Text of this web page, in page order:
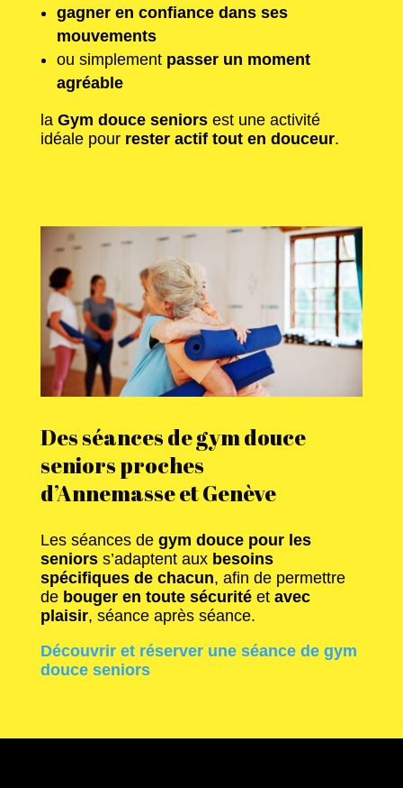
gagner en confiance dans ses
mouvements
ou simplement passer un moment
agréable
la Gym douce seniorsest une activité
idéale pour rester actif tout en douceur.
Des séances de gym douce
seniors proches
d’Annemasse et Genève
Les séances de gym douce pour les
seniorss’adaptent aux besoins
spécifiques de chacun, afin de permettre
de bouger en toute sécuritéet avec
plaisir, séance après séance.
Découvrir et réserver une séance de gym
douce seniors